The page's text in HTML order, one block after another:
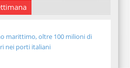
marittimo, oltre 100 milioni di
nei porti italiani